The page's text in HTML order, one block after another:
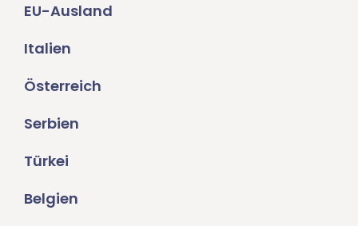
EU-Ausland
Italien
Österreich
Serbien
Türkei
Belgien